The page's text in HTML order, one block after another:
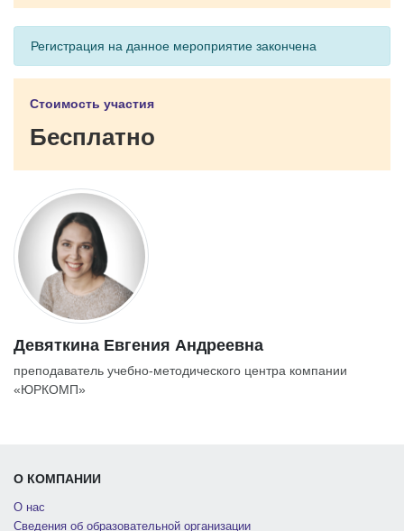
Девяткина Евгения Андреевна
преподаватель учебно-методического центра компании
«ЮРКОМП»
Регистрация на данное мероприятие закончена
Стоимость участия
Бесплатно
О КОМПАНИИ
О нас
Сведения об образовательной организации